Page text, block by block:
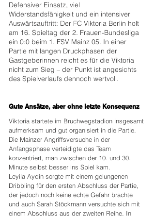
Defensiver Einsatz, viel
Widerstandsfähigkeit und ein intensiver
Auswärtsauftritt: Der FC Viktoria Berlin holt
am 16. Spieltag der 2. Frauen-Bundesliga
ein 0:0 beim 1. FSV Mainz 05. In einer
Partie mit langen Druckphasen der
Gastgeberinnen reicht es für die Viktoria
nicht zum Sieg – der Punkt ist angesichts
des Spielverlaufs dennoch wertvoll.
Gute Ansätze, aber ohne letzte Konsequenz
Viktoria startete im Bruchwegstadion insgesamt
aufmerksam und gut organisiert in die Partie.
Die Mainzer Angriffsversuche in der
Anfangsphase verteidigte das Team
konzentriert, man zwischen der 10. und 30.
Minute selbst besser ins Spiel kam.
Leyila Aydin sorgte mit einem gelungenen
Dribbling für den ersten Abschluss der Partie,
der jedoch noch keine echte Gefahr brachte
und auch Sarah Stöckmann versuchte sich mit
einem Abschluss aus der zweiten Reihe. In